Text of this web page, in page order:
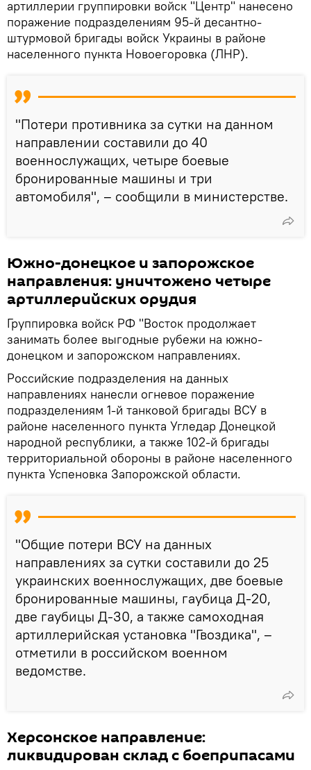
артиллерии группировки войск "Центр" нанесено
поражение подразделениям 95-й десантно-
штурмовой бригады войск Украины в районе
населенного пункта Новоегоровка (ЛНР).
"Потери противника за сутки на данном
направлении составили до 40
военнослужащих, четыре боевые
бронированные машины и три
автомобиля", – сообщили в министерстве.
Южно-донецкое и запорожское
направления: уничтожено четыре
артиллерийских орудия
Группировка войск РФ "Восток продолжает
занимать более выгодные рубежи на южно-
донецком и запорожском направлениях.
Российские подразделения на данных
направлениях нанесли огневое поражение
подразделениям 1-й танковой бригады ВСУ в
районе населенного пункта Угледар Донецкой
народной республики, а также 102-й бригады
территориальной обороны в районе населенного
пункта Успеновка Запорожской области.
"Общие потери ВСУ на данных
направлениях за сутки составили до 25
украинских военнослужащих, две боевые
бронированные машины, гаубица Д-20,
две гаубицы Д-30, а также самоходная
артиллерийская установка "Гвоздика", –
отметили в российском военном
ведомстве.
Херсонское направление:
ликвидирован склад с боеприпасами